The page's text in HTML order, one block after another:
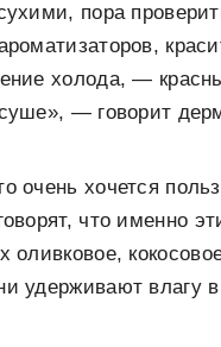
пора
холода, —
— говорит
очень хочется
что именно
оливковое,
удерживают влагу